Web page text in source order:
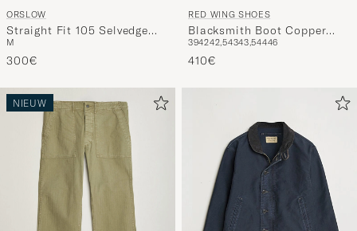
ORSLOW
Straight Fit 105 Selvedge
Jeans One Wash
M
300€
RED WING SHOES
Blacksmith Boot Copper
Rough/Though Leather
394242,54343,54446
410€
NIEUW